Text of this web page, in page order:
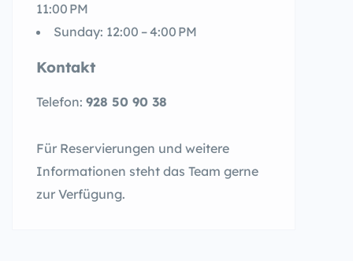
11:00 PM
Sunday: 12:00 – 4:00 PM
Kontakt
Telefon: 928 50 90 38
Für Reservierungen und weitere
Informationen steht das Team gerne
zur Verfügung.